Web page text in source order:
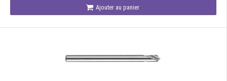
Ajouter au panier